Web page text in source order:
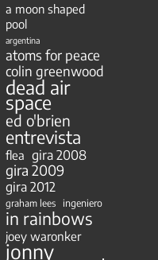
a moon shaped
pool
argentina
atoms for peace
colin greenwood
dead air
space
ed o'brien
entrevista
flea gira 2008
gira 2009
gira 2012
graham lees ingeniero
in rainbows
joey waronker
jonny